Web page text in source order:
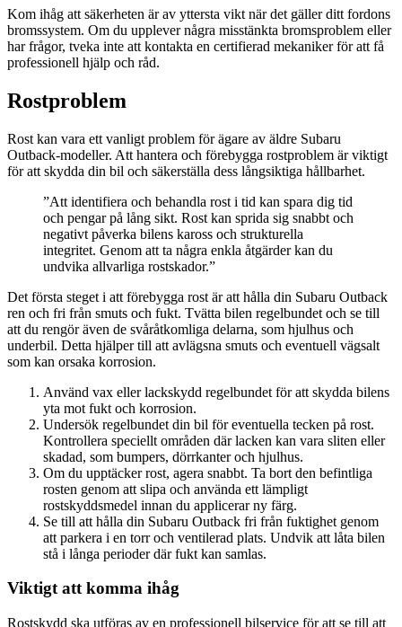
Kom ihåg att säkerheten är av yttersta vikt när det gäller ditt fordons
bromssystem. Om du upplever några misstänkta bromsproblem eller
har frågor, tveka inte att kontakta en certifierad mekaniker för att få
professionell hjälp och råd.
Rostproblem
Rost kan vara ett vanligt problem för ägare av äldre Subaru
Outback-modeller. Att hantera och förebygga rostproblem är viktigt
för att skydda din bil och säkerställa dess långsiktiga hållbarhet.
”Att identifiera och behandla rost i tid kan spara dig tid
och pengar på lång sikt. Rost kan sprida sig snabbt och
negativt påverka bilens kaross och strukturella
integritet. Genom att ta några enkla åtgärder kan du
undvika allvarliga rostskador.”
Det första steget i att förebygga rost är att hålla din Subaru Outback
ren och fri från smuts och fukt. Tvätta bilen regelbundet och se till
att du rengör även de svåråtkomliga delarna, som hjulhus och
underbil. Detta hjälper till att avlägsna smuts och eventuell vägsalt
som kan orsaka korrosion.
Använd vax eller lackskydd regelbundet för att skydda bilens
yta mot fukt och korrosion.
Undersök regelbundet din bil för eventuella tecken på rost.
Kontrollera speciellt områden där lacken kan vara sliten eller
skadad, som bumpers, dörrkanter och hjulhus.
Om du upptäcker rost, agera snabbt. Ta bort den befintliga
rosten genom att slipa och använda ett lämpligt
rostskyddsmedel innan du applicerar ny färg.
Se till att hålla din Subaru Outback fri från fuktighet genom
att parkera i en torr och ventilerad plats. Undvik att låta bilen
stå i långa perioder där fukt kan samlas.
Viktigt att komma ihåg
Rostskydd ska utföras av en professionell bilservice för att se till att